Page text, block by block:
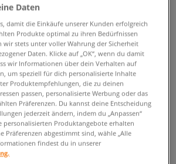
RS-X Winterized –
für den Winter
auch im Winter nicht auf ihre
denn Top-Marken bieten viele optisch
die in Bezug auf das Design auch bei widrigen
den Einsatz vorbereitet sind. DiePuma RS-X
sind eine effektive Kombination aus urbanem
Technologien inspiriert von Projekten,
Daten
damit die Einkäufe unserer Kunden erfolgreich
Produkte optimal zu ihren Bedürfnissen
wir stets unter voller Wahrung der Sicherheit
Daten. Klicke auf „OK“, wenn du damit
wir Informationen über dein Verhalten auf
um speziell für dich personalisierte Inhalte
Produktempfehlungen, die zu deinen
passen, personalisierte Werbung oder das
Präferenzen. Du kannst deine Entscheidung
jederzeit ändern, indem du „Anpassen“
personalisierten Produktangebote erhalten
Präferenzen abgestimmt sind, wähle „Alle
findest du in unserer